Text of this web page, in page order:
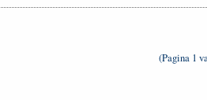
(Pagina 1